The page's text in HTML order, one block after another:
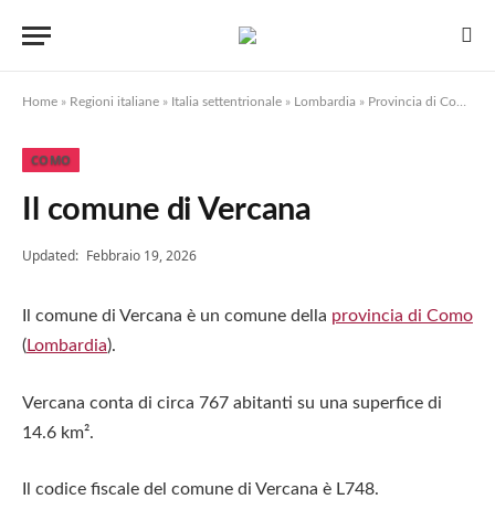
Home » Regioni italiane » Italia settentrionale » Lombardia » Provincia di Como
COMO
Il comune di Vercana
Updated: Febbraio 19, 2026
Il comune di Vercana è un comune della provincia di Como
(Lombardia).
Vercana conta di circa 767 abitanti su una superfice di
14.6 km².
Il codice fiscale del comune di Vercana è L748.